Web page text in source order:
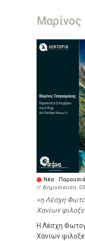
Νέα ·
// Δημοσίευση:
η Λέσχη
Χανίων
Η Λέσχη
Χανίων